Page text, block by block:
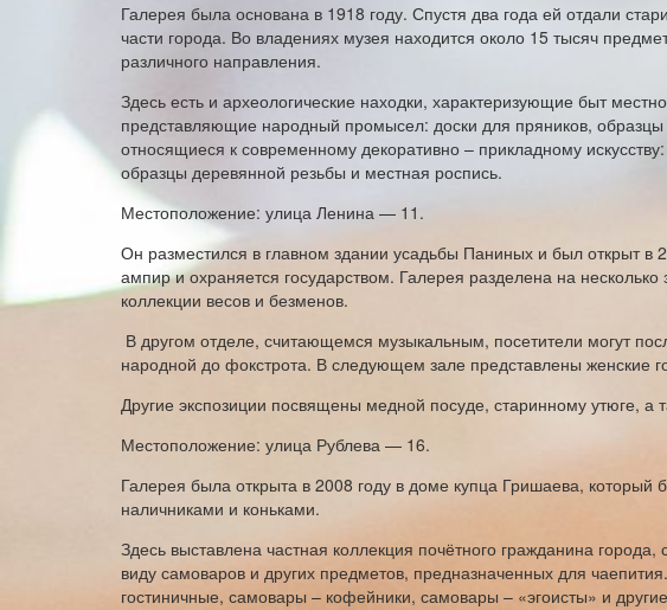
Галерея была основана в 1918 году. Спустя два года ей отдали
части города. Во владениях музея находится около 15 тысяч
различного направления.
Здесь есть и археологические находки, характеризующие быт
представляющие народный промысел: доски для пряников, образцы
относящиеся к современному декоративно – прикладному
образцы деревянной резьбы и местная роспись.
Местоположение: улица Ленина — 11.
Он разместился в главном здании усадьбы Паниных и был открыт в
ампир и охраняется государством. Галерея разделена на
коллекции весов и безменов.
В другом отделе, считающемся музыкальным, посетители могут
народной до фокстрота. В следующем зале представлены женские
Другие экспозиции посвящены медной посуде, старинному утюге, а
Местоположение: улица Рублева — 16.
Галерея была открыта в 2008 году в доме купца Гришаева, который
наличниками и коньками.
Здесь выставлена частная коллекция почётного гражданина
виду самоваров и других предметов, предназначенных для
гостиничные, самовары – кофейники, самовары – «эгоисты» и